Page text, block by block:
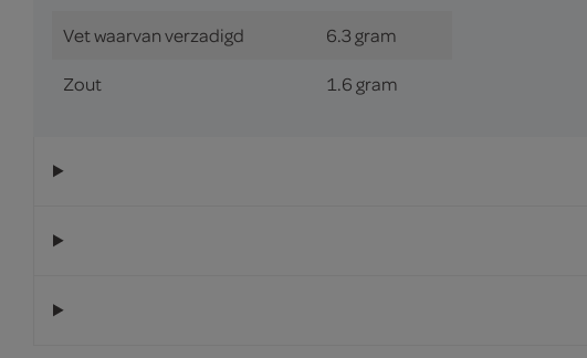
Vet waarvan verzadigd 6.3 gram
Zout 1.6 gram